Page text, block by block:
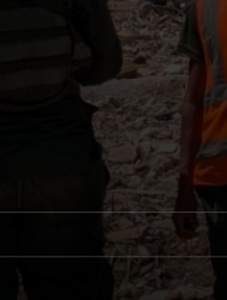
Y CRISIS
SOLIDARIOS
SOLIDARIAS
SOLIDARIO